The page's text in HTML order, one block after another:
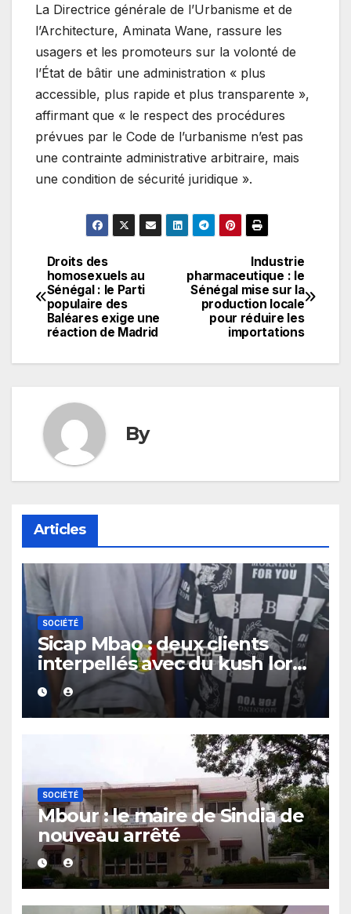
La Directrice générale de l’Urbanisme et de
l’Architecture, Aminata Wane, rassure les
usagers et les promoteurs sur la volonté de
l’État de bâtir une administration « plus
accessible, plus rapide et plus transparente »,
affirmant que « le respect des procédures
prévues par le Code de l’urbanisme n’est pas
une contrainte administrative arbitraire, mais
une condition de sécurité juridique ».
Navigation
de
l’article
Industrie
pharmaceutique : le
Sénégal mise sur la
production locale
pour réduire les
importations
Droits des
homosexuels au
Sénégal : le Parti
populaire des
Baléares exige une
réaction de Madrid
By
Articles
SOCIÉTÉ
Sicap Mbao : deux clients
interpellés avec du kush lors
d’un contrôle de police dans
un bar
SOCIÉTÉ
Mbour : le maire de Sindia de
nouveau arrêté